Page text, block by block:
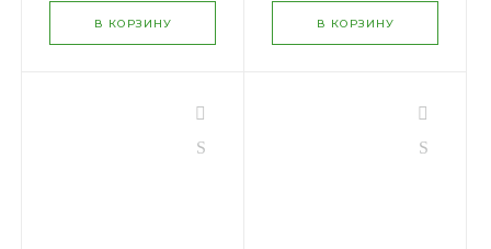
В КОРЗИНУ В КОРЗИНУ